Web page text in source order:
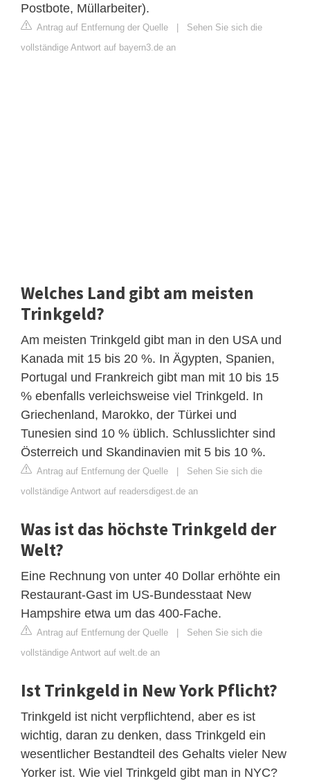
Postbote, Müllarbeiter).
Antrag auf Entfernung der Quelle | Sehen Sie sich die
vollständige Antwort auf bayern3.de an
Welches Land gibt am meisten
Trinkgeld?
Am meisten Trinkgeld gibt man in den USA und
Kanada mit 15 bis 20 %. In Ägypten, Spanien,
Portugal und Frankreich gibt man mit 10 bis 15
% ebenfalls verleichsweise viel Trinkgeld. In
Griechenland, Marokko, der Türkei und
Tunesien sind 10 % üblich. Schlusslichter sind
Österreich und Skandinavien mit 5 bis 10 %.
Antrag auf Entfernung der Quelle | Sehen Sie sich die
vollständige Antwort auf readersdigest.de an
Was ist das höchste Trinkgeld der
Welt?
Eine Rechnung von unter 40 Dollar erhöhte ein
Restaurant-Gast im US-Bundesstaat New
Hampshire etwa um das 400-Fache.
Antrag auf Entfernung der Quelle | Sehen Sie sich die
vollständige Antwort auf welt.de an
Ist Trinkgeld in New York Pflicht?
Trinkgeld ist nicht verpflichtend, aber es ist
wichtig, daran zu denken, dass Trinkgeld ein
wesentlicher Bestandteil des Gehalts vieler New
Yorker ist. Wie viel Trinkgeld gibt man in NYC?